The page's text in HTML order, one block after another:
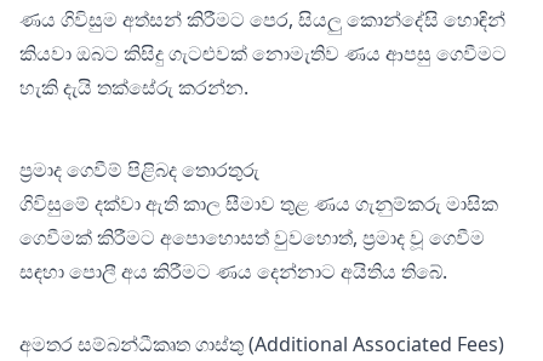
ණය ගිවිසුම අත්සන් කිරීමට පෙර, සියලු කොන්දේසි හොඳින්
කියවා ඔබට කිසිදු ගැටළුවක් නොමැතිව ණය ආපසු ගෙවීමට
හැකි දැයි තක්සේරු කරන්න.
ප්‍රමාද ගෙවීම් පිළිබද තොරතුරු
ගිවිසුමේ දක්වා ඇති කාල සීමාව තුළ ණය ගැනුම්කරු මාසික
ගෙවීමක් කිරීමට අපොහොසත් වුවහොත්, ප්‍රමාද වූ ගෙවීම
සඳහා පොලී අය කිරීමට ණය දෙන්නාට අයිතිය තිබේ.
අමතර සම්බන්ධීකෘත ගාස්තු (Additional Associated Fees)